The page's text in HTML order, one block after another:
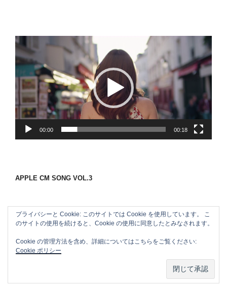
動
画
プ
レ
ー
ヤ
ー
00:00 00:18
APPLE CM SONG VOL.3
プライバシーと Cookie: このサイトでは Cookie を使用しています。 こ
のサイトの使用を続けると、Cookie の使用に同意したとみなされます。
Cookie の管理方法を含め、詳細についてはこちらをご覧ください:
Cookie ポリシー